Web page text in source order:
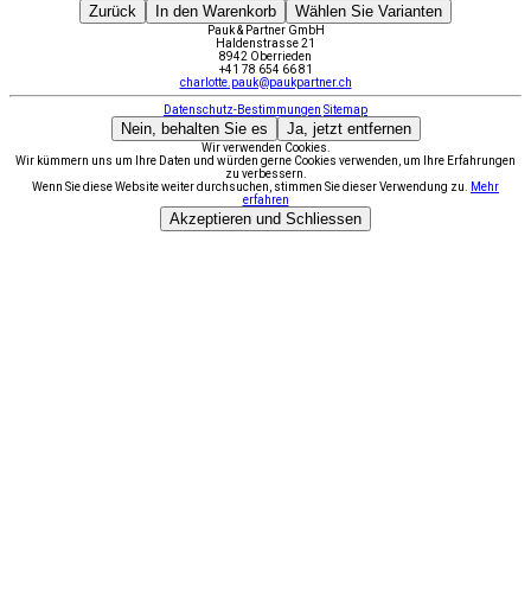
Zurück In den Warenkorb Wählen Sie Varianten
Pauk & Partner GmbH
Haldenstrasse 21
8942 Oberrieden
+41 78 654 66 81
charlotte.pauk@paukpartner.ch
Datenschutz-Bestimmungen Sitemap
Nein, behalten Sie es Ja, jetzt entfernen
Wir verwenden Cookies.
Wir kümmern uns um Ihre Daten und würden gerne Cookies verwenden, um Ihre Erfahrungen
zu verbessern.
Wenn Sie diese Website weiter durchsuchen, stimmen Sie dieser Verwendung zu.
Mehr
erfahren
Akzeptieren und Schliessen